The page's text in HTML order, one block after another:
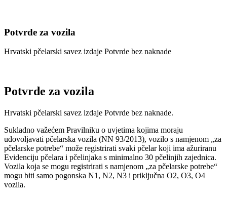
Potvrde za vozila
Hrvatski pčelarski savez izdaje Potvrde bez naknade
Potvrde za vozila
Hrvatski pčelarski savez izdaje Potvrde bez naknade.
Sukladno važećem Pravilniku o uvjetima kojima moraju
udovoljavati pčelarska vozila (NN 93/2013), vozilo s namjenom „za
pčelarske potrebe“ može registrirati svaki pčelar koji ima ažuriranu
Evidenciju pčelara i pčelinjaka s minimalno 30 pčelinjih zajednica.
Vozila koja se mogu registrirati s namjenom „za pčelarske potrebe“
mogu biti samo pogonska N1, N2, N3 i priključna O2, O3, O4
vozila.